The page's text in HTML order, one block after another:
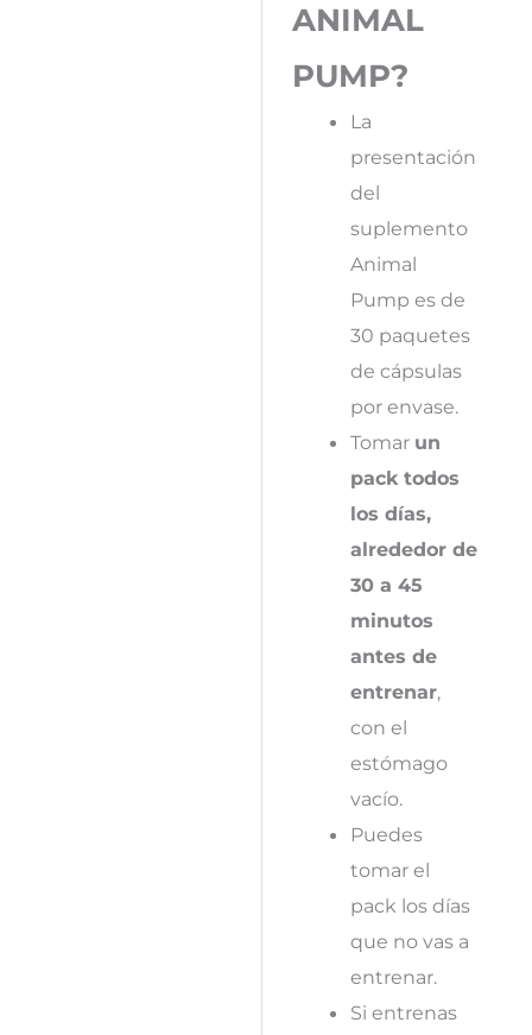
ANIMAL
PUMP?
La
presentación
del
suplemento
Animal
Pump es de
30 paquetes
de cápsulas
por envase.
Tomar un
pack todos
los días,
alrededor de
30 a 45
minutos
antes de
entrenar,
con el
estómago
vacío.
Puedes
tomar el
pack los días
que no vas a
entrenar.
Si entrenas